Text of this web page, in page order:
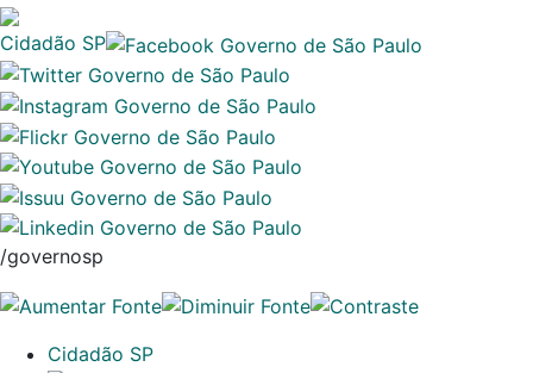
Cidadão SP
/governosp
Cidadão SP